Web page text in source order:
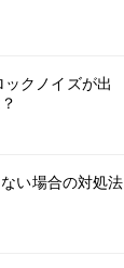
クノイズが出
い場合の対処法